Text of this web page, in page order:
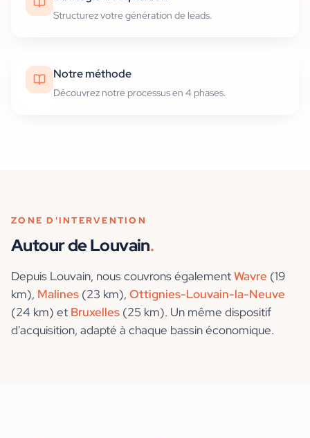
Structurez votre génération de leads.
Notre méthode
Découvrez notre processus en 4 phases.
ZONE D'INTERVENTION
Autour deLouvain.
Depuis Louvain, nous couvrons égalementWavre (19
km), Malines (23 km), Ottignies-Louvain-la-Neuve
(24 km) et Bruxelles (25 km). Un même dispositif
d'acquisition, adapté à chaque bassin économique.